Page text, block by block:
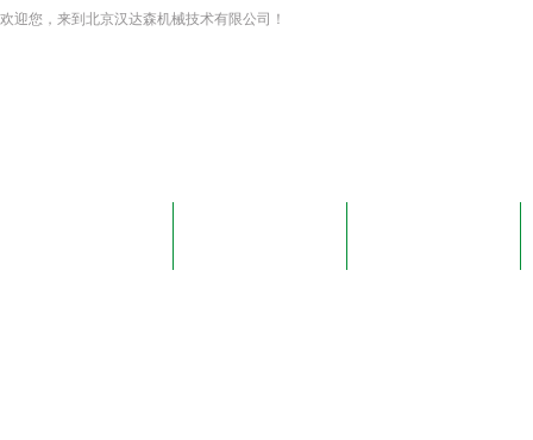
欢迎您，来到北京汉达森机械技术有限公司！